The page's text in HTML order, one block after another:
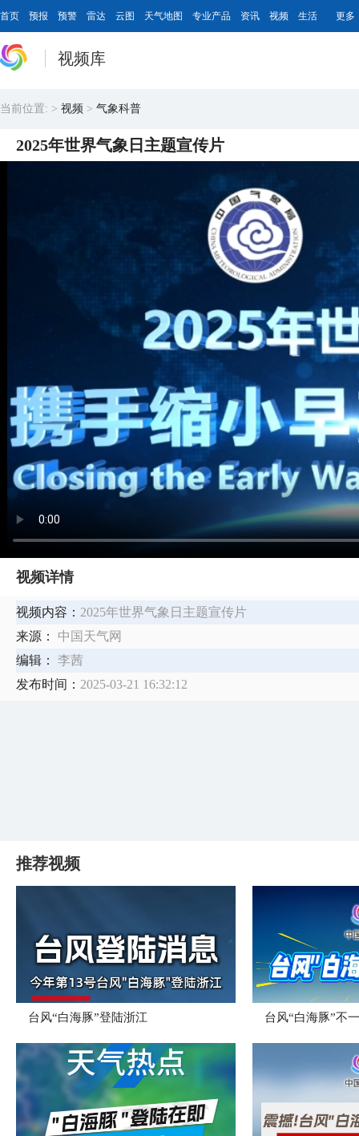
首页 预报 预警 雷达 云图 天气地图 专业产品 资讯 视频 生活 更多
视频库
当前位置: > 视频 > 气象科普
2025年世界气象日主题宣传片
视频详情
视频内容： 2025年世界气象日主题宣传片
来源：
中国天气网
编辑：
李茜
发布时间： 2025-03-21 16:32:12
推荐视频
台风“白海豚”登陆浙江 台风“白海豚”不